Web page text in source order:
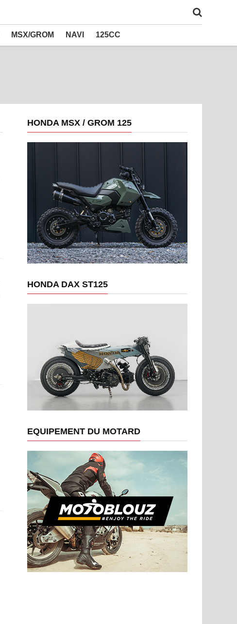
MSX/GROM NAVI 125CC
HONDA MSX / GROM 125
HONDA DAX ST125
EQUIPEMENT DU MOTARD